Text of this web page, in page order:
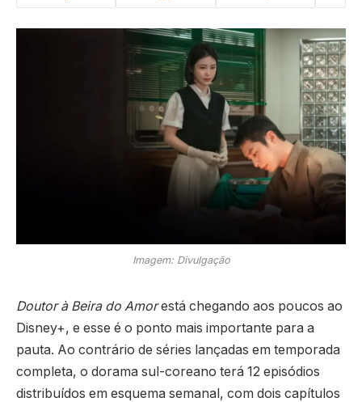
Imagem: Divulgação
Doutor à Beira do Amorestá chegando aos poucos ao
Disney+, e esse é o ponto mais importante para a
pauta. Ao contrário de séries lançadas em temporada
completa, o dorama sul-coreano terá 12 episódios
distribuídos em esquema semanal, com dois capítulos